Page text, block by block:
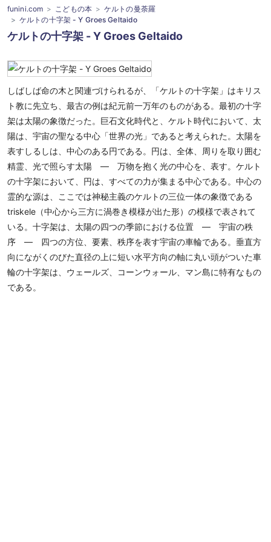
funini.com こどもの本
ケルトの曼荼羅
ケルトの十字架 - Y Groes Geltaido
ケルトの十字架 - Y Groes Geltaido
しばしば命の木と関連づけられるが、「ケルトの十字架」はキリス
ト教に先立ち、最古の例は紀元前一万年のものがある。最初の十字
架は太陽の象徴だった。巨石文化時代と、ケルト時代において、太
陽は、宇宙の聖なる中心「世界の光」であると考えられた。太陽を
表すしるしは、中心のある円である。円は、全体、周りを取り囲む
精霊、光で照らす太陽 ― 万物を抱く光の中心を、表す。ケルト
の十字架において、円は、すべての力が集まる中心である。中心の
霊的な源は、ここでは神秘主義のケルトの三位一体の象徴である
triskele（中心から三方に渦巻き模様が出た形）の模様で表されて
いる。十字架は、太陽の四つの季節における位置 ― 宇宙の秩
序 ― 四つの方位、要素、秩序を表す宇宙の車輪である。垂直方
向にながくのびた直径の上に短い水平方向の軸に丸い頭がついた車
輪の十字架は、ウェールズ、コーンウォール、マン島に特有なもの
である。